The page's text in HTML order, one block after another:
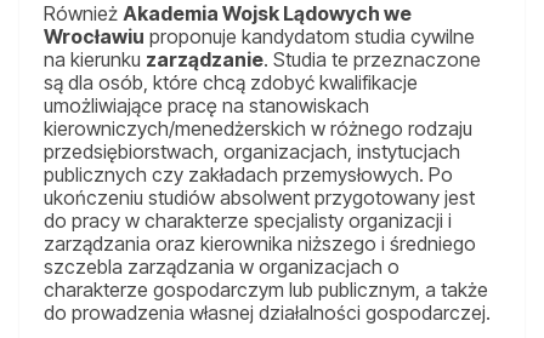
Również Akademia Wojsk Lądowych we
Wrocławiu proponuje kandydatom studia cywilne
na kierunku zarządzanie. Studia te przeznaczone
są dla osób, które chcą zdobyć kwalifikacje
umożliwiające pracę na stanowiskach
kierowniczych/menedżerskich w różnego rodzaju
przedsiębiorstwach, organizacjach, instytucjach
publicznych czy zakładach przemysłowych. Po
ukończeniu studiów absolwent przygotowany jest
do pracy w charakterze specjalisty organizacji i
zarządzania oraz kierownika niższego i średniego
szczebla zarządzania w organizacjach o
charakterze gospodarczym lub publicznym, a także
do prowadzenia własnej działalności gospodarczej.